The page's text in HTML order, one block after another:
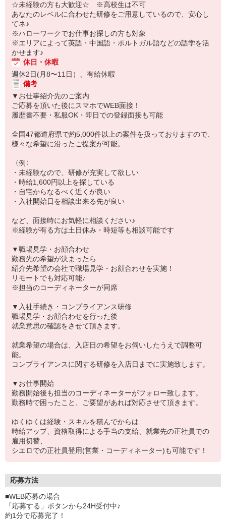
☆未経験の方も大歓迎☆ ※高校生は不可
あなたのレベルに合わせた研修をご用意しているので、安心し
てネ♪
※ハローワークでお仕事お探しの方も対象
※エリアによって英語・中国語・ポルトガル語などの語学を活
かせます♪
休日・休暇
週休2日(月8〜11日）、有給休暇
備考
▼お仕事紹介先のご案内
ご応募を頂いた後にスマホでWEB面接！
履歴書不要・私服OK・即日での登録面接も可能
全国47都道府県で約5,000件以上の案件を扱っておりますので、
様々な希望に沿ったご提案が可能。
〈例〉
・未経験なので、研修が充実して欲しい
・時給1,600円以上を探している
・自宅からなるべく近くが良い
・入社開始日を相談出来る先が良い
など、面接時にお気軽に相談ください♪
※経験が有る方は土日休み・時短等も相談可能です
▼職場見学・お顔合わせ
勤務先の希望が決まったら
紹介先希望の会社で職場見学・お顔合わせを実施！
リモートでも対応可能♪
※担当のコーディネーターが同席
▼入社手続き・コンプライアンス研修
職場見学・お顔合わせを行った後
就業意思の確認をさせて頂きます。
就業希望の場合は、入店日の希望をお伺いしたうえで調整可
能。
コンプライアンスに関する研修を入店日までに実施致します。
▼お仕事開始
勤務開始後も担当のコーディネーターがフォロー致します。
勤務時で困ったこと、ご要望があれば対応させて頂きます。
ゆくゆくは経験・スキルを積んでからは
時給アップ、資格取得による手当の支給、就業先の正社員での
雇用切替、
シエロでの正社員登用(営業・コーディネーター)も可能です！
応募方法
■WEB応募の場合
「応募する」ボタンから24H受付中♪
約1分で応募完了！